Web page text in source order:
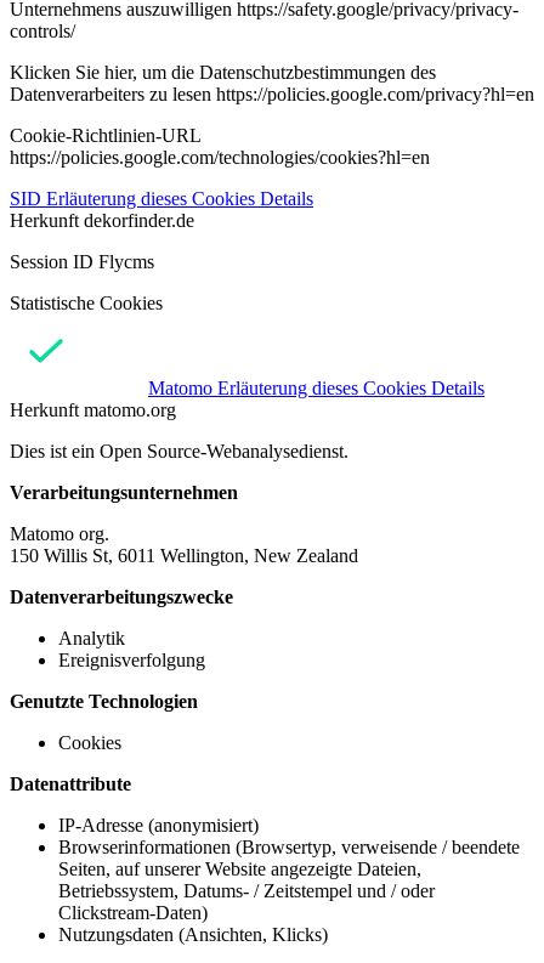
Unternehmens auszuwilligen https://safety.google/privacy/privacy-
controls/
Klicken Sie hier, um die Datenschutzbestimmungen des
Datenverarbeiters zu lesen https://policies.google.com/privacy?hl=en
Cookie-Richtlinien-URL
https://policies.google.com/technologies/cookies?hl=en
SID Erläuterung dieses Cookies Details
Herkunft dekorfinder.de
Session ID Flycms
Statistische Cookies
Matomo Erläuterung dieses Cookies Details
Herkunft matomo.org
Dies ist ein Open Source-Webanalysedienst.
Verarbeitungsunternehmen
Matomo org.
150 Willis St, 6011 Wellington, New Zealand
Datenverarbeitungszwecke
Analytik
Ereignisverfolgung
Genutzte Technologien
Cookies
Datenattribute
IP-Adresse (anonymisiert)
Browserinformationen (Browsertyp, verweisende / beendete
Seiten, auf unserer Website angezeigte Dateien,
Betriebssystem, Datums- / Zeitstempel und / oder
Clickstream-Daten)
Nutzungsdaten (Ansichten, Klicks)